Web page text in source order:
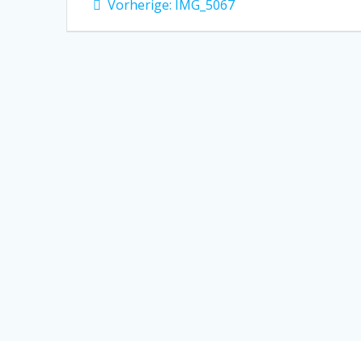
Vorherige: Vorheriger
IMG_5067